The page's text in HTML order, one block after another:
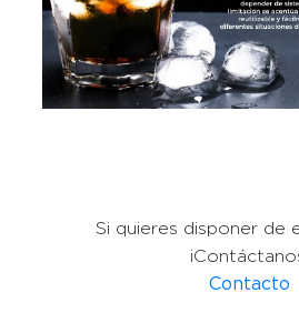
Si quieres disponer de
Contacto